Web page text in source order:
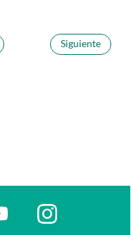
Siguiente
ventana nueva
social. Abre ventana
Ir a a la red social. Abre
Ir a a la red